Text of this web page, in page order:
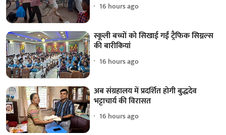
16 hours ago
स्कूली बच्चों को सिखाई गईं ट्रैफिक सिग्नल्स
की बारीकियां
16 hours ago
अब संग्रहालय में प्रदर्शित होगी बुद्धदेव
भट्टाचार्य की विरासत
16 hours ago